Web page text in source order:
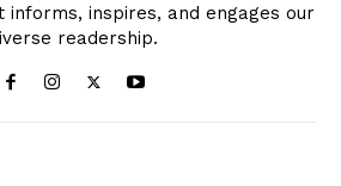
inspires, and engages our
readership.